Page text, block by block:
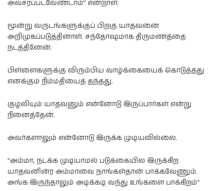
அவசரப்படவேண்டாம்” என்றாள்.
மூன்று வருடங்களுக்குப் பிறகு யாதவனை
அறிமுகப்படுத்தினாள். சந்தோஷமாக திருமணத்தை
நடத்தினேன்.
பிள்ளைகளுக்கு விரும்பிய வாழ்க்கையைக் கொடுத்தது
எனக்கும் நிம்மதியைத் தந்தது.
குழலியும் யாதவனும் என்னோடு இருப்பார்கள் என்று
நினைத்தேன்.
அவர்களாலும் என்னோடு இருக்க முடியவில்லை.
“அம்மா, நடக்க முடியாமல் படுக்கையில இருக்கிற
யாதவனின்ர அம்மாவை நாங்கள்தான் பாக்கவேணும்.
அங்க இருந்தாலும் அடிக்கடி வந்து உங்களை பாக்கிறம்”